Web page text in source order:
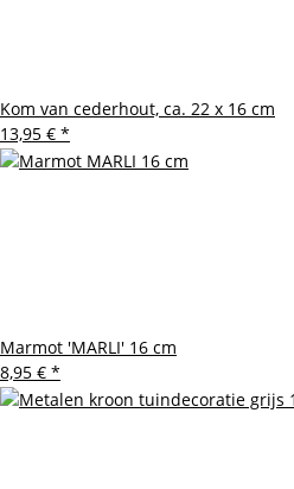
Kom van cederhout, ca. 22 x 16 cm
13,95 € *
Marmot 'MARLI' 16 cm
8,95 € *